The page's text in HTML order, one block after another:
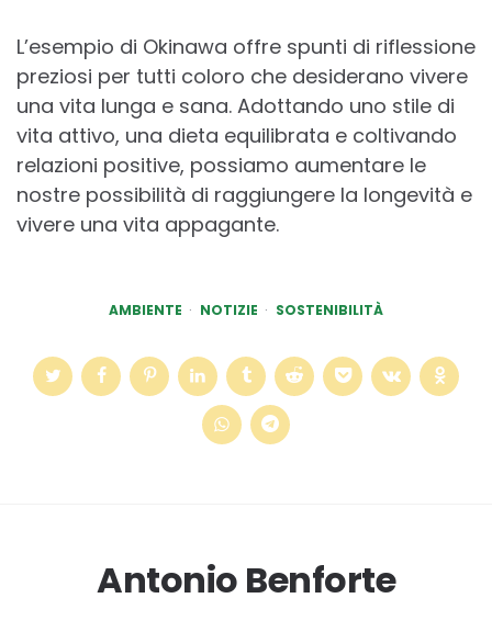
L’esempio di Okinawa offre spunti di riflessione
preziosi per tutti coloro che desiderano vivere
una vita lunga e sana. Adottando uno stile di
vita attivo, una dieta equilibrata e coltivando
relazioni positive, possiamo aumentare le
nostre possibilità di raggiungere la longevità e
vivere una vita appagante.
AMBIENTE NOTIZIE SOSTENIBILITÀ
Antonio Benforte